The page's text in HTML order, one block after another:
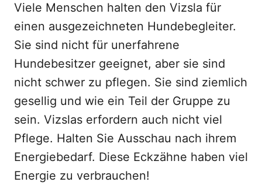
Viele Menschen halten den Vizsla für
einen ausgezeichneten Hundebegleiter.
Sie sind nicht für unerfahrene
Hundebesitzer geeignet, aber sie sind
nicht schwer zu pflegen. Sie sind ziemlich
gesellig und wie ein Teil der Gruppe zu
sein. Vizslas erfordern auch nicht viel
Pflege. Halten Sie Ausschau nach ihrem
Energiebedarf. Diese Eckzähne haben viel
Energie zu verbrauchen!